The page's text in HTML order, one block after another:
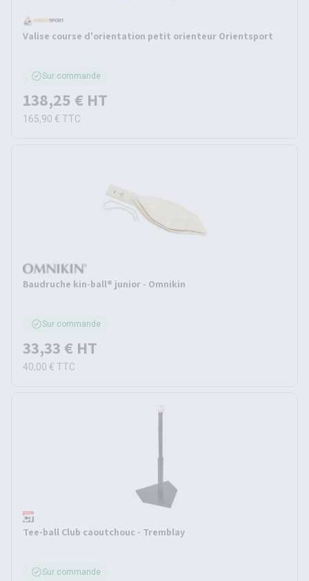
Valise course d'orientation petit orienteur Orientsport
Sur commande
138,25 € HT
165,90 € TTC
Baudruche kin-ball® junior - Omnikin
Sur commande
33,33 € HT
40,00 € TTC
Tee-ball Club caoutchouc - Tremblay
Sur commande